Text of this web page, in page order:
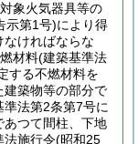
象火気器具等の
示第1号)により得
なければならな
材料(建築基準法
する不燃材料を
建築物等の部分で
準法第2条第7号に
あつて間柱、下地
法施行令(昭和25